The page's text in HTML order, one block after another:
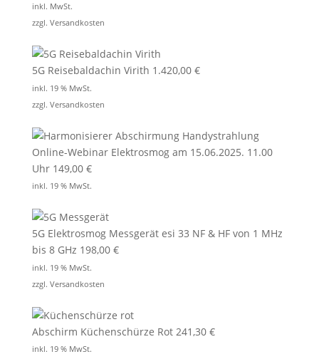
inkl. MwSt.
zzgl. Versandkosten
5G Reisebaldachin Virith 1.420,00 €
inkl. 19 % MwSt.
zzgl. Versandkosten
Online-Webinar Elektrosmog am 15.06.2025. 11.00
Uhr 149,00 €
inkl. 19 % MwSt.
5G Elektrosmog Messgerät esi 33 NF & HF von 1 MHz
bis 8 GHz 198,00 €
inkl. 19 % MwSt.
zzgl. Versandkosten
Abschirm Küchenschürze Rot 241,30 €
inkl. 19 % MwSt.